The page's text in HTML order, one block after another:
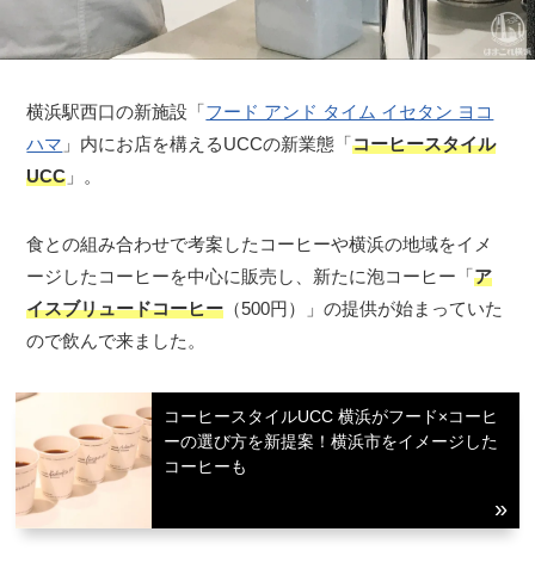
横浜駅西口の新施設「フード アンド タイム イセタン ヨコ
ハマ 」内にお店を構えるUCCの新業態「コーヒースタイル
UCC 」。
食との組み合わせで考案したコーヒーや横浜の地域をイメ
ージしたコーヒーを中心に販売し、新たに泡コーヒー「ア
イスブリュードコーヒー （500円）」の提供が始まっていた
ので飲んで来ました。
コーヒースタイルUCC 横浜がフード×コーヒ
ーの選び方を新提案！横浜市をイメージした
コーヒーも